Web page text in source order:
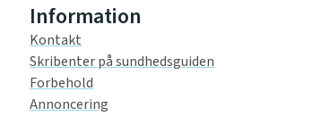
Information
Kontakt
Skribenter på sundhedsguiden
Forbehold
Annoncering